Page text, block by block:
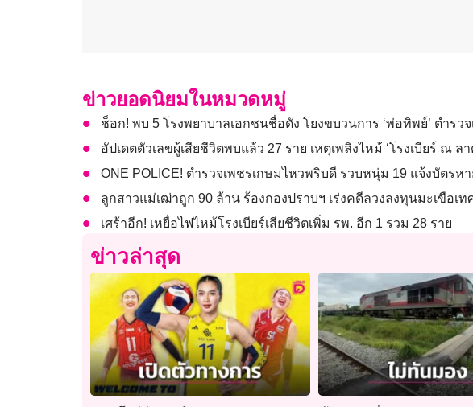
ข่าวยอดนิยมในหมวดหมู่
ช็อก! พบ 5 โรงพยาบาลเอกชนชื่อดัง โยงขบวนการ ‘พ่อทิพย์’ ตำรวจ
อัปเดตตัวเลขผู้เสียชีวิตพบแล้ว 27 ราย เหตุเพลิงไหม้ ‘โรงเบียร์ ณ ลา
ONE POLICE! ตำรวจเพชรเกษมไหวพริบดี รวบหนุ่ม 19 แจ้งบัตรห
ลูกสาวแม่เฒ่าถูก 90 ล้าน ร้องกองปราบฯ เร่งคดีลวงลงทุนมะเขือเ
เศร้าอีก! เหยื่อไฟไหม้โรงเบียร์เสียชีวิตเพิ่ม รพ. อีก 1 รวม 28 ราย
ข่าวล่าสุด